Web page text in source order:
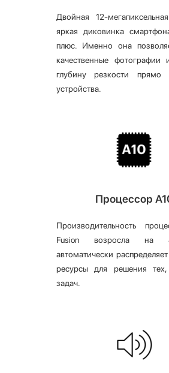
Двойная 12-
яркая диковинка
плюс. Именно она
качественные фотографии
глубину резкости прямо
устройства.
Процессор
Производительность
Fusion возросла на
автоматически
ресурсы для решения
задач.